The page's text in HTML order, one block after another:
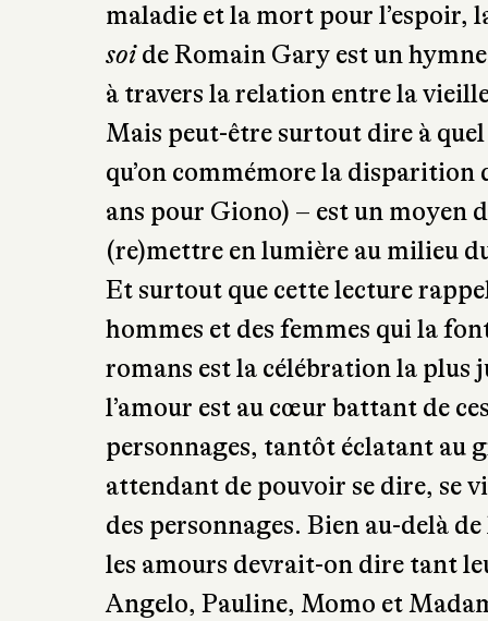
maladie et la mort pour l’espoir,
soide Romain Gary est un
à travers la relation entre la
Mais peut-être surtout dire à
qu’on commémore la disparition
ans pour Giono) – est un moyen
(re)mettre en lumière au milieu
Et surtout que cette lecture
hommes et des femmes qui la
romans est la célébration la plus
l’amour est au cœur battant de
personnages, tantôt éclatant au
attendant de pouvoir se dire, se
des personnages. Bien au-delà
les amours devrait-on dire tant
Angelo, Pauline, Momo et